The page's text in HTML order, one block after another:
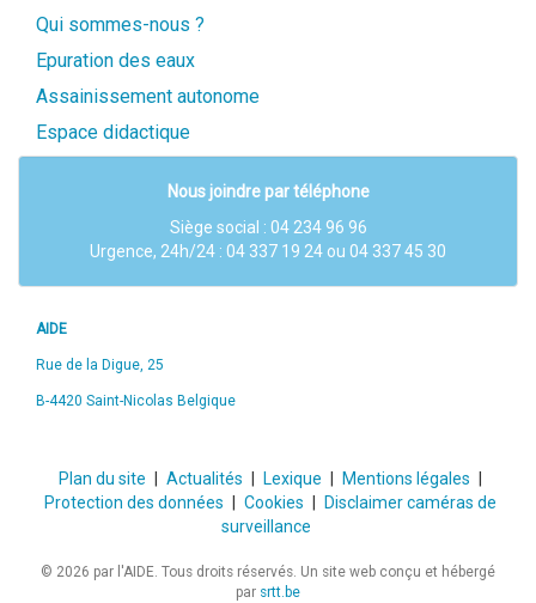
Qui sommes-nous ?
Epuration des eaux
Assainissement autonome
Espace didactique
Nous joindre par téléphone
Siège social : 04 234 96 96
Urgence, 24h/24 : 04 337 19 24 ou 04 337 45 30
AIDE
Rue de la Digue, 25
B-4420 Saint-Nicolas Belgique
Plan du site Actualités Lexique
Mentions légales
Protection des données
Cookies
Disclaimer caméras de
surveillance
© 2026 par l'AIDE. Tous droits réservés. Un site web conçu et hébergé
par srtt.be